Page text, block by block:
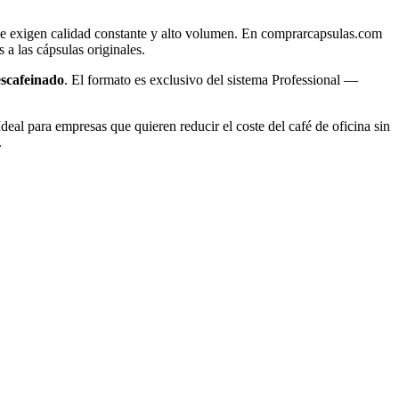
calidad constante y alto volumen. En comprarcapsulas.com
a las cápsulas originales.
. El formato es exclusivo del sistema Professional —
para empresas que quieren reducir el coste del café de oficina sin